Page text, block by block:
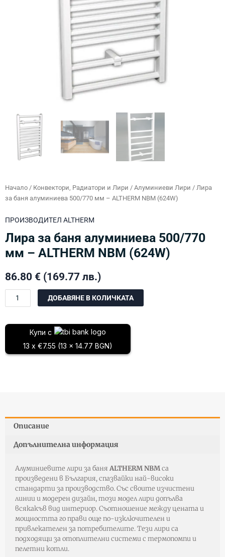
Начало / Конвектори, Радиатори и Лири / Алуминиеви Лири / Лира
за баня алуминиева 500/770 мм – ALTHERM NBM (624W)
ПРОИЗВОДИТЕЛ ALTHERM
Лира за баня алуминиева 500/770
мм – ALTHERM NBM (624W)
86.80 € (169.77 лв.)
количество
за
за
алуминиева
500/770
ДОБАВЯНЕ В КОЛИЧКАТА
Купи с
13 x €7.55 (13 x 14.77 BGN)
Описание
Допълнителна информация
Алуминиевите лири за баня ALTHERM NBMса
произведени в България, спазвайки най-високи
стандарти за производство. Със своите изчистени
линии и модерен дизайн, този модел лири допълва
всякакъв вид интериор. Съотношение между цената и
мощността го прави още по-изключителен и
привлекателен за потребителите. Тези лири са
подходящи за отоплителни системи с термопомпи и
пелетни котли.